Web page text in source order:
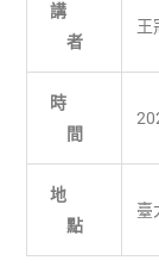
講
者
王
時
間
地
點
臺